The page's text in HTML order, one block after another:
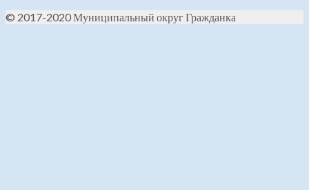
© 2017-2020 Муниципальный округ Гражданка